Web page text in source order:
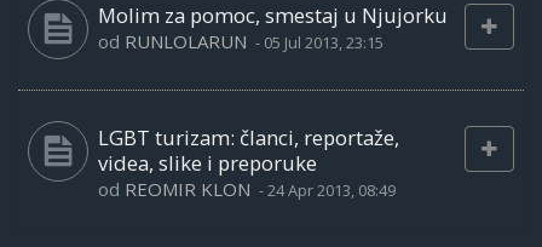
Molim za pomoc, smestaj u Njujorku
od RUNLOLARUN - 05 Jul 2013, 23:15
LGBT turizam: članci, reportaže,
videa, slike i preporuke
od REOMIR KLON -24 Apr 2013, 08:49